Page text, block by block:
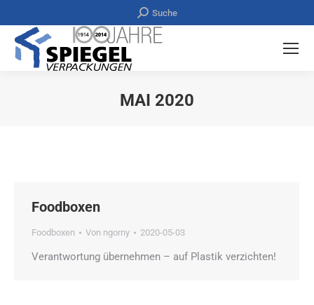
Search:
Suche
MAI 2020
Foodboxen
Foodboxen Von ngorny 2020-05-03
Verantwortung übernehmen – auf Plastik verzichten!